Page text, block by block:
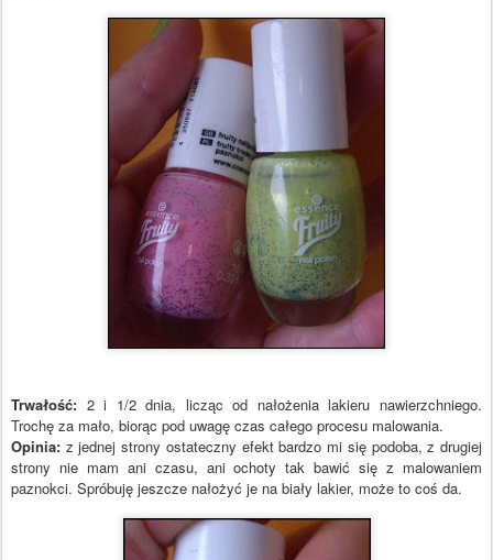
Trwałość: 2 i 1/2 dnia, licząc od nałożenia lakieru nawierzchniego.
Trochę za mało, biorąc pod uwagę czas całego procesu malowania.
Opinia: z jednej strony ostateczny efekt bardzo mi się podoba, z drugiej
strony nie mam ani czasu, ani ochoty tak bawić się z malowaniem
paznokci. Spróbuję jeszcze nałożyć je na biały lakier, może to coś da.